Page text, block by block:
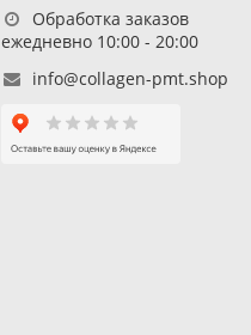
Обработка заказов
ежедневно 10:00 - 20:00
info@collagen-pmt.shop